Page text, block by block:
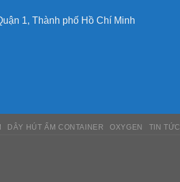
1, Thành phố Hồ Chí Minh
DÂY HÚT ẨM CONTAINER OXYGEN TIN TỨC